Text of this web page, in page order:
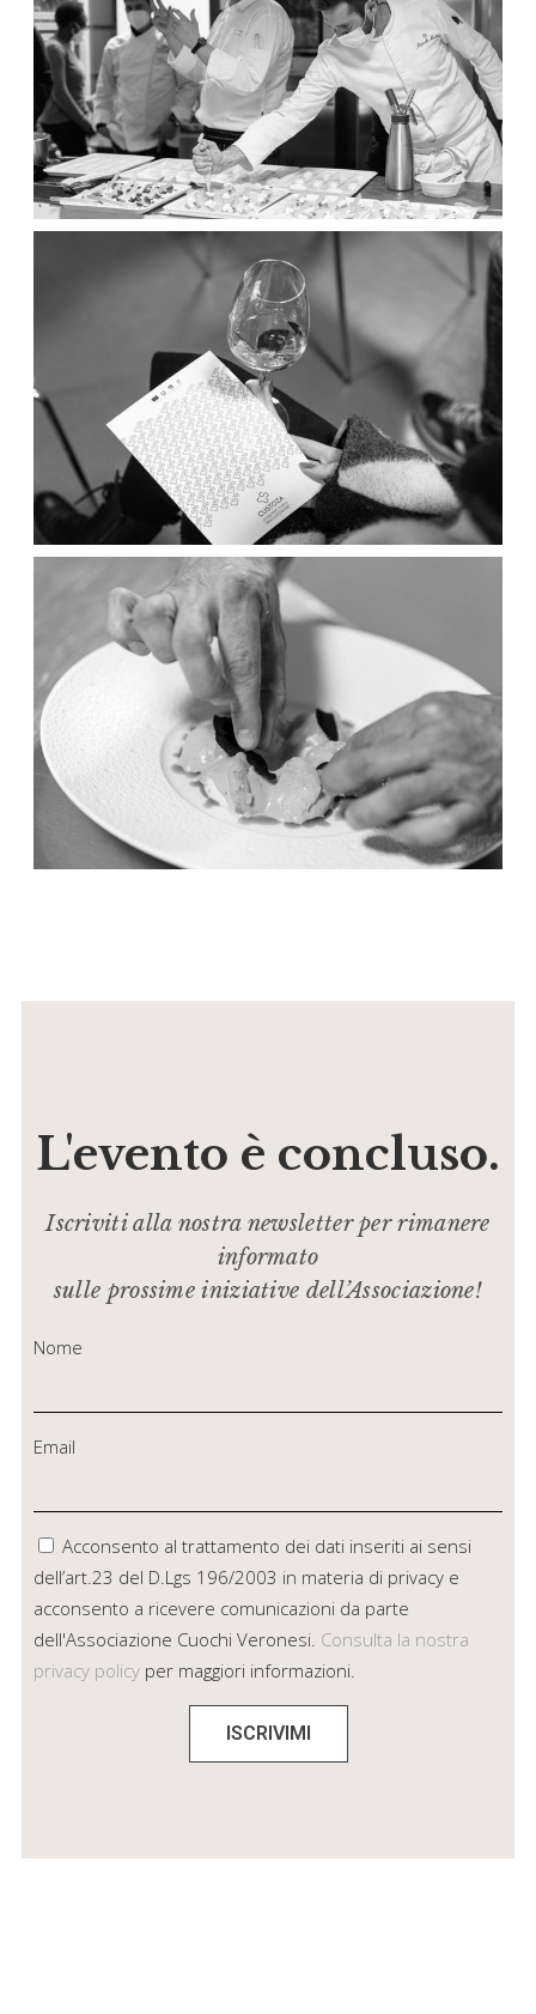
L'evento è concluso.
Iscriviti alla nostra newsletter per rimanere
informato
sulle prossime iniziative dell’Associazione!
Nome
Email
Acconsento al trattamento dei dati inseriti ai sensi
dell’art.23 del D.Lgs 196/2003 in materia di privacy e
acconsento a ricevere comunicazioni da parte
dell'Associazione Cuochi Veronesi. Consulta la nostra
privacy policyper maggiori informazioni.
ISCRIVIMI